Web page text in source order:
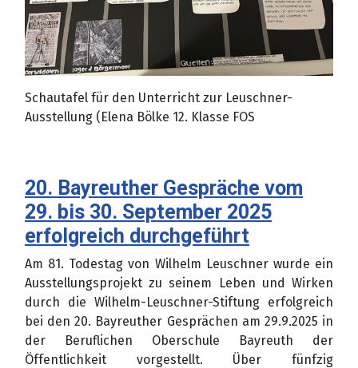
Schautafel für den Unterricht zur Leuschner-
Ausstellung (Elena Bölke 12. Klasse FOS
20. Bayreuther Gespräche vom
29. bis 30. September 2025
erfolgreich durchgeführt
Am 81. Todestag von Wilhelm Leuschner wurde ein
Ausstellungsprojekt zu seinem Leben und Wirken
durch die Wilhelm-Leuschner-Stiftung erfolgreich
bei den 20. Bayreuther Gesprächen am 29.9.2025 in
der Beruflichen Oberschule Bayreuth der
Öffentlichkeit vorgestellt. Über fünfzig